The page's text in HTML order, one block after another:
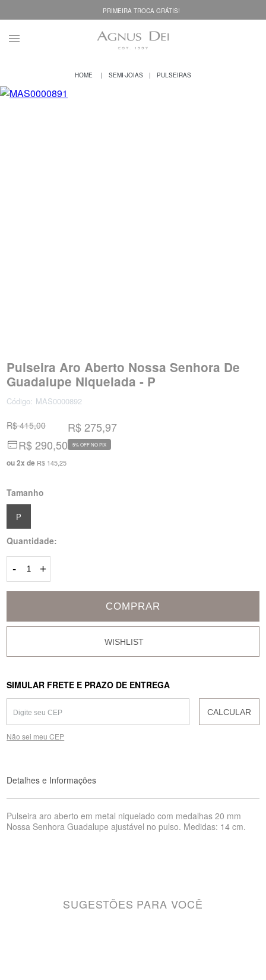
PRIMEIRA TROCA GRÁTIS!
SEMI-JOIAS PULSEIRAS
Pulseira Aro Aberto Nossa Senhora De
Guadalupe Niquelada - P
Código: MAS0000892
R$ 415,00
R$ 290,50
ou2x de R$ 145,25
R$ 275,97
5% OFF NO PIX
Tamanho
P
Quantidade:
- +
COMPRAR
SIMULAR FRETE E PRAZO DE ENTREGA
CALCULAR
Não sei meu CEP
Detalhes e Informações
Pulseira aro aberto em metal niquelado com medalhas 20 mm
Nossa Senhora Guadalupe ajustável no pulso. Medidas: 14 cm.
SUGESTÕES PARA VOCÊ